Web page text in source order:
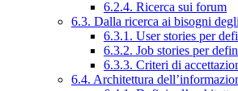
6.2.4. Ricerca sui forum
6.3. Dalla ricerca ai bisogni
6.3.1. User stories per
6.3.2. Job stories per
6.3.3. Criteri di
6.4. Architettura